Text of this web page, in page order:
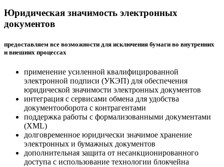
Юридическая значимость электронных
документов
предоставляем все возможности для исключения бумаги во внутренних
и внешних процессах
применение усиленной квалифицированной
электронной подписи (УКЭП) для обеспечения
юридической значимости электронных документов
интеграция с сервисами обмена для удобства
документооборота с контрагентами
поддержка работы с формализованными документами
(XML)
долговременное юридически значимое хранение
электронных и бумажных документов
дополнительная защита от несанкционированного
доступа с использование технологии блокчейна